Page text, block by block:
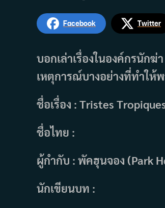
Facebook Twitter
บอกเล่าเรื่องในองค์กรนัก
เหตุการณ์บางอย่างที่ทำให้
ชื่อเรื่อง : Tristes
ชื่อไทย :
ผู้กำกับ : พัคฮุนจอง (Park
นักเขียนบท :